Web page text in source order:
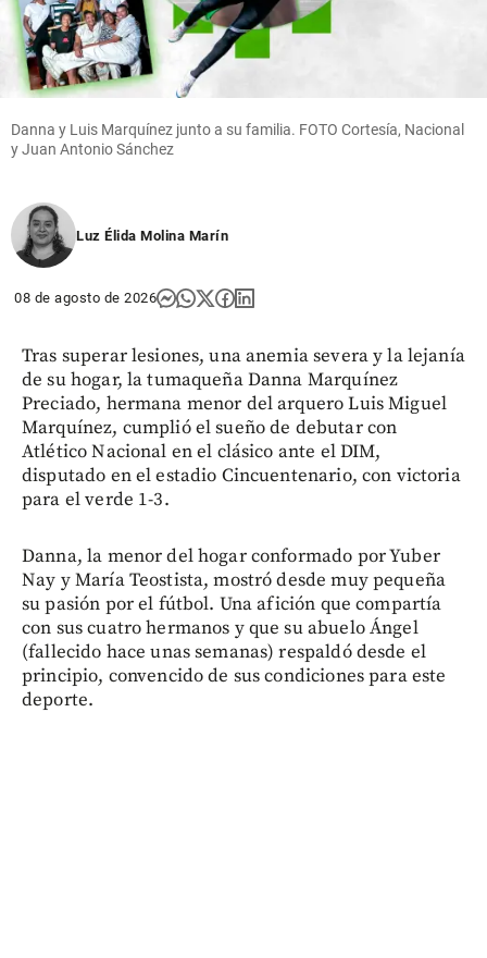
Danna y Luis Marquínez junto a su familia. FOTO Cortesía, Nacional
y Juan Antonio Sánchez
Luz Élida Molina Marín
08 de agosto de 2026
Tras superar lesiones, una anemia severa y la lejanía
de su hogar, la tumaqueña Danna Marquínez
Preciado, hermana menor del arquero Luis Miguel
Marquínez, cumplió el sueño de debutar con
Atlético Nacional en el clásico ante el DIM,
disputado en el estadio Cincuentenario, con victoria
para el verde 1-3.
Danna, la menor del hogar conformado por Yuber
Nay y María Teostista, mostró desde muy pequeña
su pasión por el fútbol. Una afición que compartía
con sus cuatro hermanos y que su abuelo Ángel
(fallecido hace unas semanas) respaldó desde el
principio, convencido de sus condiciones para este
deporte.